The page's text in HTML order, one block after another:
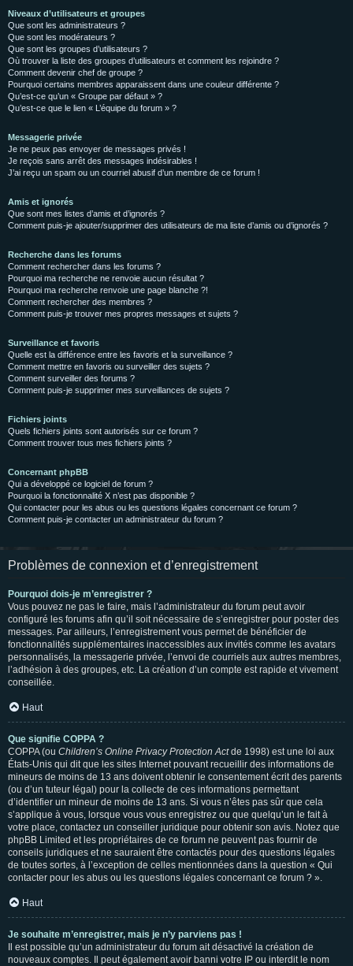
Niveaux d’utilisateurs et groupes
Que sont les administrateurs ?
Que sont les modérateurs ?
Que sont les groupes d’utilisateurs ?
Où trouver la liste des groupes d’utilisateurs et comment les rejoindre ?
Comment devenir chef de groupe ?
Pourquoi certains membres apparaissent dans une couleur différente ?
Qu’est-ce qu’un « Groupe par défaut » ?
Qu’est-ce que le lien « L’équipe du forum » ?
Messagerie privée
Je ne peux pas envoyer de messages privés !
Je reçois sans arrêt des messages indésirables !
J’ai reçu un spam ou un courriel abusif d’un membre de ce forum !
Amis et ignorés
Que sont mes listes d’amis et d’ignorés ?
Comment puis-je ajouter/supprimer des utilisateurs de ma liste d’amis ou d’ignorés ?
Recherche dans les forums
Comment rechercher dans les forums ?
Pourquoi ma recherche ne renvoie aucun résultat ?
Pourquoi ma recherche renvoie une page blanche ?!
Comment rechercher des membres ?
Comment puis-je trouver mes propres messages et sujets ?
Surveillance et favoris
Quelle est la différence entre les favoris et la surveillance ?
Comment mettre en favoris ou surveiller des sujets ?
Comment surveiller des forums ?
Comment puis-je supprimer mes surveillances de sujets ?
Fichiers joints
Quels fichiers joints sont autorisés sur ce forum ?
Comment trouver tous mes fichiers joints ?
Concernant phpBB
Qui a développé ce logiciel de forum ?
Pourquoi la fonctionnalité X n’est pas disponible ?
Qui contacter pour les abus ou les questions légales concernant ce forum ?
Comment puis-je contacter un administrateur du forum ?
Problèmes de connexion et d’enregistrement
Pourquoi dois-je m’enregistrer ?
Vous pouvez ne pas le faire, mais l’administrateur du forum peut avoir
configuré les forums afin qu’il soit nécessaire de s’enregistrer pour poster des
messages. Par ailleurs, l’enregistrement vous permet de bénéficier de
fonctionnalités supplémentaires inaccessibles aux invités comme les avatars
personnalisés, la messagerie privée, l’envoi de courriels aux autres membres,
l’adhésion à des groupes, etc. La création d’un compte est rapide et vivement
conseillée.
Haut
Que signifie COPPA ?
COPPA (ou Children’s Online Privacy Protection Actde 1998) est une loi aux
États-Unis qui dit que les sites Internet pouvant recueillir des informations de
mineurs de moins de 13 ans doivent obtenir le consentement écrit des parents
(ou d’un tuteur légal) pour la collecte de ces informations permettant
d’identifier un mineur de moins de 13 ans. Si vous n’êtes pas sûr que cela
s’applique à vous, lorsque vous vous enregistrez ou que quelqu’un le fait à
votre place, contactez un conseiller juridique pour obtenir son avis. Notez que
phpBB Limited et les propriétaires de ce forum ne peuvent pas fournir de
conseils juridiques et ne sauraient être contactés pour des questions légales
de toutes sortes, à l’exception de celles mentionnées dans la question « Qui
contacter pour les abus ou les questions légales concernant ce forum ? ».
Haut
Je souhaite m’enregistrer, mais je n’y parviens pas !
Il est possible qu’un administrateur du forum ait désactivé la création de
nouveaux comptes. Il peut également avoir banni votre IP ou interdit le nom